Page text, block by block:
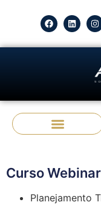
Curso Webinar
Planejamento